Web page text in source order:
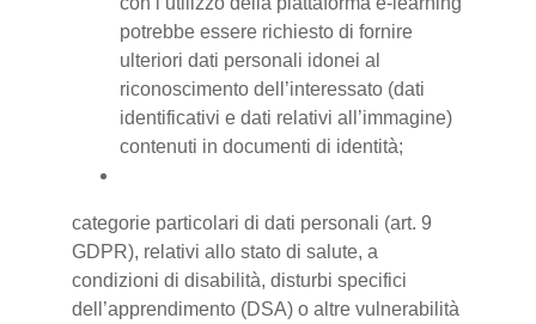
potrebbe essere richiesto di fornire
ulteriori dati personali idonei al
riconoscimento dell’interessato (dati
identificativi e dati relativi all’immagine)
contenuti in documenti di identità;
categorie particolari di dati personali (art. 9
GDPR), relativi allo stato di salute, a
condizioni di disabilità, disturbi specifici
dell’apprendimento (DSA) o altre vulnerabilità